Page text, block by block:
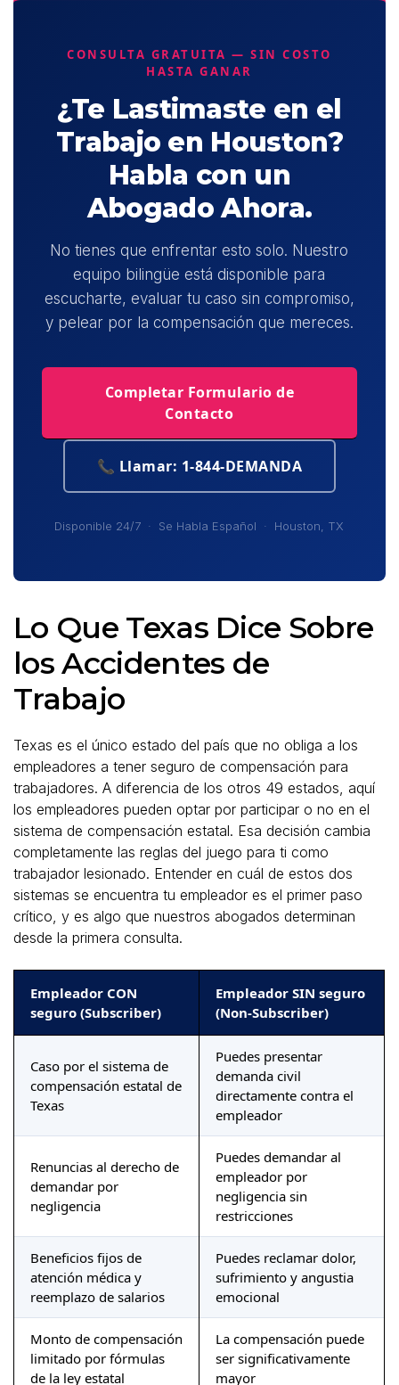
CONSULTA GRATUITA — SIN COSTO
HASTA GANAR
¿Te Lastimaste en el
Trabajo en Houston?
Habla con un
Abogado Ahora.
No tienes que enfrentar esto solo. Nuestro
equipo bilingüe está disponible para
escucharte, evaluar tu caso sin compromiso,
y pelear por la compensación que mereces.
Completar Formulario de
Contacto
📞 Llamar: 1-844-DEMANDA
Disponible 24/7 · Se Habla Español · Houston, TX
Lo Que Texas Dice Sobre
los Accidentes de
Trabajo
Texas es el único estado del país que no obliga a los
empleadores a tener seguro de compensación para
trabajadores. A diferencia de los otros 49 estados, aquí
los empleadores pueden optar por participar o no en el
sistema de compensación estatal. Esa decisión cambia
completamente las reglas del juego para ti como
trabajador lesionado. Entender en cuál de estos dos
sistemas se encuentra tu empleador es el primer paso
crítico, y es algo que nuestros abogados determinan
desde la primera consulta.
Empleador CON
seguro (Subscriber)
Empleador SIN seguro
(Non-Subscriber)
Caso por el sistema de
compensación estatal de
Texas
Puedes presentar
demanda civil
directamente contra el
empleador
Renuncias al derecho de
demandar por
negligencia
Puedes demandar al
empleador por
negligencia sin
restricciones
Beneficios fijos de
atención médica y
reemplazo de salarios
Puedes reclamar dolor,
sufrimiento y angustia
emocional
Monto de compensación
limitado por fórmulas
de la ley estatal
La compensación puede
ser significativamente
mayor